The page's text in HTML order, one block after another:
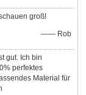
groß!
—— Rob
gut. Ich bin
perfektes
Material für